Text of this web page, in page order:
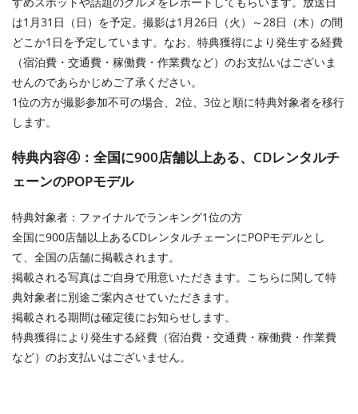
は1月31日（日）を予定。撮影は1月26日（火）～28日（木）の間
どこか1日を予定しています。なお、特典獲得により発生する経費
（宿泊費・交通費・稼働費・作業費など）のお支払いはございま
せんのであらかじめご了承ください。
1位の方が撮影参加不可の場合、2位、3位と順に特典対象者を移行
します。
特典内容④：全国に900店舗以上ある、CDレンタルチ
ェーンのPOPモデル
特典対象者：ファイナルでランキング1位の方
全国に900店舗以上あるCDレンタルチェーンにPOPモデルとし
て、全国の店舗に掲載されます。
掲載される写真はご自身で用意いただきます。こちらに関して特
典対象者に別途ご案内させていただきます。
掲載される期間は確定後にお知らせします。
特典獲得により発生する経費（宿泊費・交通費・稼働費・作業費
など）のお支払いはございません。